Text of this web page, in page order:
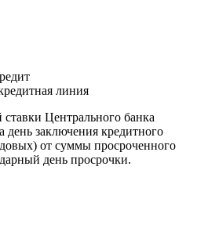
линия
Центрального банка
заключения кредитного
от суммы просроченного
день просрочки.